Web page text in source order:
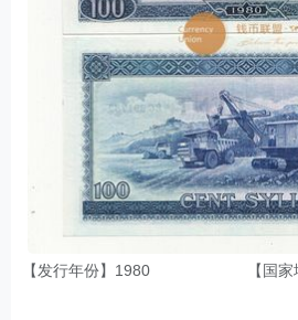
【发行年份】1980 【国